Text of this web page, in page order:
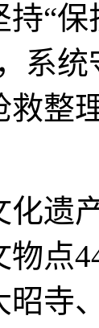
持“
系
救整
产
物点
昭寺